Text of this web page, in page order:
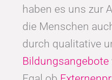
haben es uns zur
die Menschen
durch qualitative
Bildungsangebote